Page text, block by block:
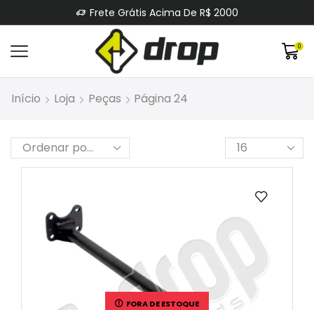
Frete Grátis Acima De R$ 2000
0
Início Loja Peças Página 24
FORA DE ESTOQUE